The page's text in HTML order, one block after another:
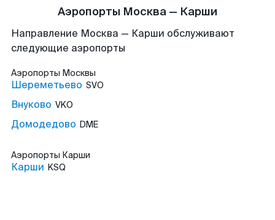
Аэропорты Москва — Карши
Направление Москва — Карши обслуживают
следующие аэропорты
Аэропорты Москвы
Шереметьево SVO
Внуково VKO
Домодедово DME
Аэропорты Карши
Карши KSQ